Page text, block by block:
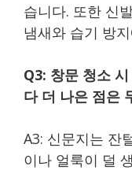
습니다. 또한 신
냄새와 습기 방
Q3: 창문 청소
다 더 나은 점은
A3: 신문지는 잔
이나 얼룩이 덜